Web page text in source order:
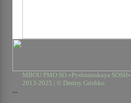
MBOU PMO SO «Pyshminskaya SOSH»
2013-2025 | © Dmitry Grishko
--